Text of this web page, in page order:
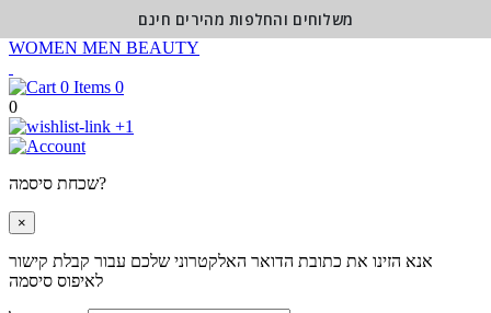
WOMEN MEN BEAUTY
0
0
+1
שכחת סיסמה?
×
אנא הזינו את כתובת הדואר האלקטרוני שלכם עבור קבלת קישור
לאיפוס סיסמה
משלוחים והחלפות מהירים חינם